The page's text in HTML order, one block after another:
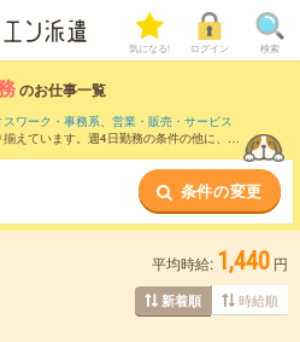
気になる! ログイン 検索
のお仕事一覧
スワーク・事務系、 営業・販売・サービス
えています。週4日勤務の条件の他に、 交
条件の変更
平均時給: 1,440 円
新着順 時給順